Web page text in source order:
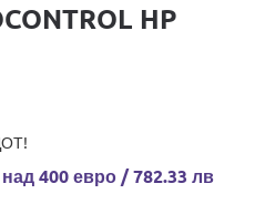
HP
400 евро / 782.33 лв